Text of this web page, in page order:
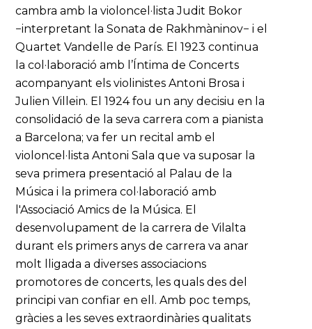
cambra amb la violoncel·lista Judit Bokor
−interpretant la Sonata de Rakhmàninov− i el
Quartet Vandelle de París. El 1923 continua
la col·laboració amb l’Íntima de Concerts
acompanyant els violinistes Antoni Brosa i
Julien Villein. El 1924 fou un any decisiu en la
consolidació de la seva carrera com a pianista
a Barcelona; va fer un recital amb el
violoncel·lista Antoni Sala que va suposar la
seva primera presentació al Palau de la
Música i la primera col·laboració amb
l'Associació Amics de la Música. El
desenvolupament de la carrera de Vilalta
durant els primers anys de carrera va anar
molt lligada a diverses associacions
promotores de concerts, les quals des del
principi van confiar en ell. Amb poc temps,
gràcies a les seves extraordinàries qualitats